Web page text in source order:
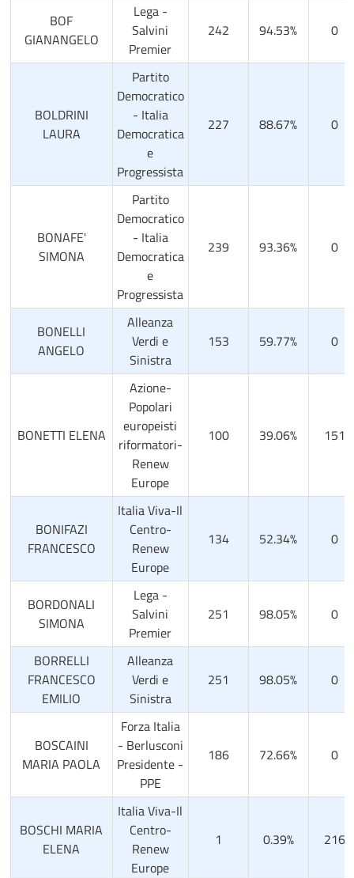
BOF
GIANANGELO
Lega -
Salvini
Premier
242 94.53% 0
BOLDRINI
LAURA
Partito
Democratico
- Italia
Democratica
e
Progressista
227 88.67% 0
BONAFE'
SIMONA
Partito
Democratico
- Italia
Democratica
e
Progressista
239 93.36% 0
BONELLI
ANGELO
Alleanza
Verdi e
Sinistra
153 59.77% 0
BONETTI ELENA
Azione-
Popolari
europeisti
riformatori-
Renew
Europe
100 39.06% 151
BONIFAZI
FRANCESCO
Italia Viva-Il
Centro-
Renew
Europe
134 52.34% 0
BORDONALI
SIMONA
Lega -
Salvini
Premier
251 98.05% 0
BORRELLI
FRANCESCO
EMILIO
Alleanza
Verdi e
Sinistra
251 98.05% 0
BOSCAINI
MARIA PAOLA
Forza Italia
- Berlusconi
Presidente -
PPE
186 72.66% 0
BOSCHI MARIA
ELENA
Italia Viva-Il
Centro-
Renew
Europe
1 0.39% 216